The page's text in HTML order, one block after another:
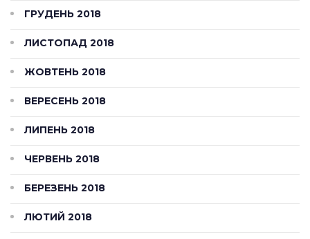
ГРУДЕНЬ 2018
ЛИСТОПАД 2018
ЖОВТЕНЬ 2018
ВЕРЕСЕНЬ 2018
ЛИПЕНЬ 2018
ЧЕРВЕНЬ 2018
БЕРЕЗЕНЬ 2018
ЛЮТИЙ 2018